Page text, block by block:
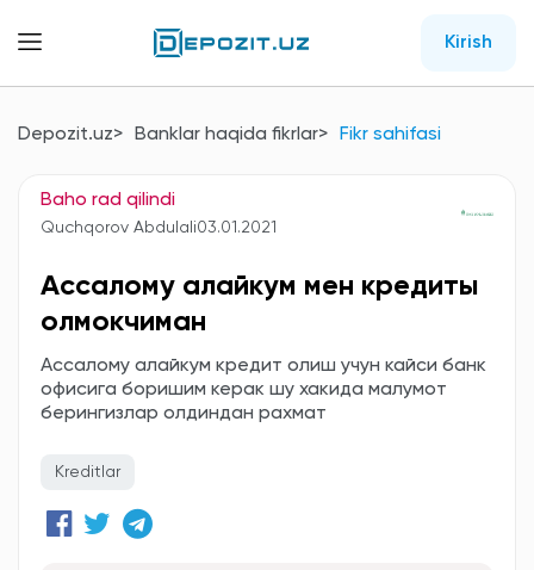
Kirish
Depozit.uz Banklar haqida fikrlar Fikr sahifasi
Baho rad qilindi
Quchqorov Abdulali03.01.2021
Ассалому алайкум мен кредиты
олмокчиман
Ассалому алайкум кредит олиш учун кайси банк
офисига боришим керак шу хакида малумот
берингизлар олдиндан рахмат
Kreditlar